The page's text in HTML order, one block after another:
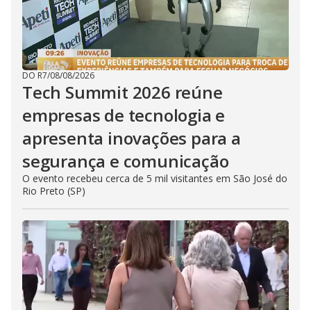
DO R7/08/08/2026
Tech Summit 2026 reúne
empresas de tecnologia e
apresenta inovações para a
segurança e comunicação
O evento recebeu cerca de 5 mil visitantes em São José do
Rio Preto (SP)